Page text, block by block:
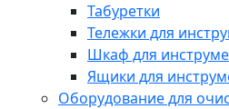
Табуретки
Тележки для
Шкаф для
Ящики для
Оборудование для